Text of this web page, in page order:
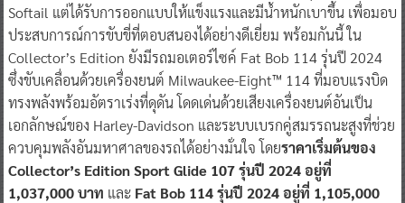
Softail แต่ได้รับการออกแบบให้แข็งแรงและมีน้ำหนักเบาขึ้น เพื่อมอบ
ประสบการณ์การขับขี่ที่ตอบสนองได้อย่างดีเยี่ยม พร้อมกันนี้ ใน
Collector’s Edition ยังมีรถมอเตอร์ไซค์ Fat Bob 114 รุ่นปี 2024
ซึ่งขับเคลื่อนด้วยเครื่องยนต์ Milwaukee-Eight™ 114 ที่มอบแรงบิด
ทรงพลังพร้อมอัตราเร่งที่ดุดัน โดดเด่นด้วยเสียงเครื่องยนต์อันเป็น
เอกลักษณ์ของ Harley-Davidson และระบบเบรกคู่สมรรถนะสูงที่ช่วย
ควบคุมพลังอันมหาศาลของรถได้อย่างมั่นใจ โดยราคาเริ่มต้นของ
Collector’s Edition Sport Glide 107 รุ่นปี 2024 อยู่ที่
1,037,000 บาท และFat Bob 114 รุ่นปี 2024 อยู่ที่ 1,105,000